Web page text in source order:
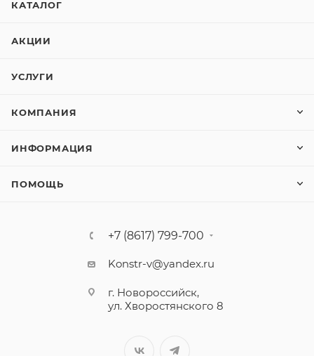
КАТАЛОГ
АКЦИИ
УСЛУГИ
КОМПАНИЯ
ИНФОРМАЦИЯ
ПОМОЩЬ
+7 (8617) 799-700
Konstr-v@yandex.ru
г. Новороссийск,
ул. Хворостянского 8